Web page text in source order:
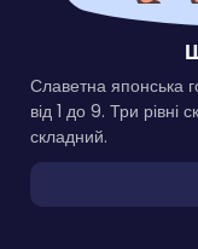
Славетна японська
від 1 до 9. Три рівні
складний.